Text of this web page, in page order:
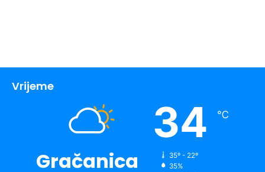
Vrijeme
Gračanica
34 ℃
35º - 22º
35%